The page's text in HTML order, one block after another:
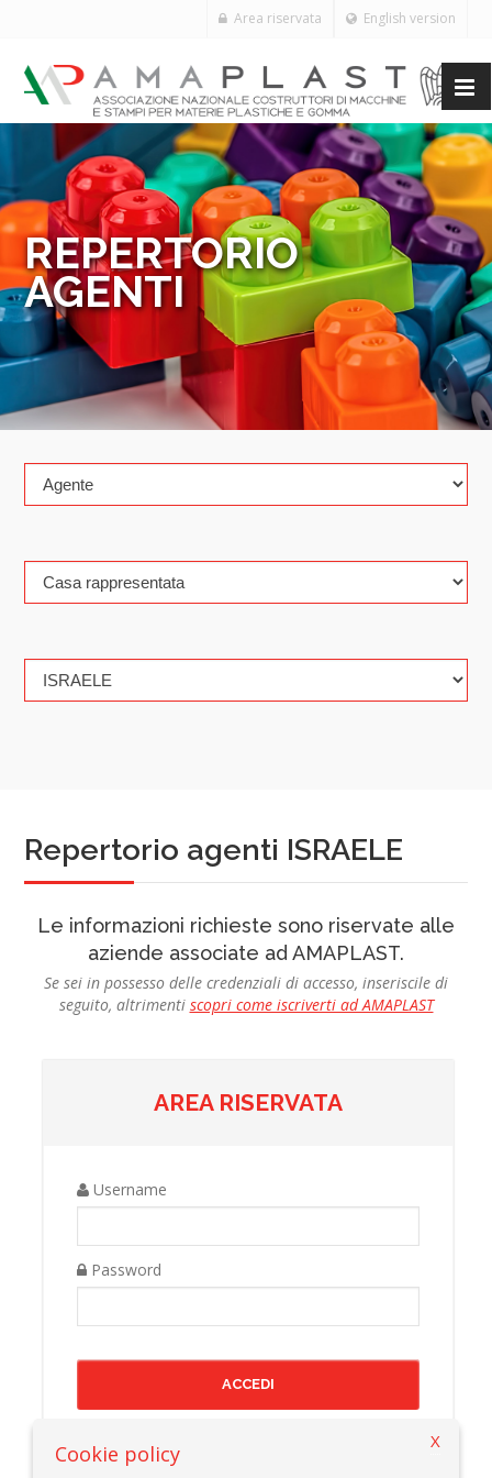
English version
Area riservata
REPERTORIO
AGENTI
Repertorio agenti ISRAELE
Le informazioni richieste sono riservate alle
aziende associate ad AMAPLAST.
Se sei in possesso delle credenziali di accesso, inseriscile di
seguito, altrimenti scopri come iscriverti ad AMAPLAST
AREA RISERVATA
Username
Password
Cookie policy X